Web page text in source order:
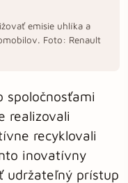
emisie uhlíka a
Foto: Renault
spoločnosťami
realizovali
recyklovali
inovatívny
udržateľný prístup